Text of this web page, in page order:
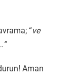
“ve
Aman